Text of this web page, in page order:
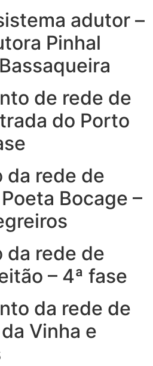
adutor –
Pinhal
de rede de
do Porto
da rede de
Bocage –
da rede de
– 4ª fase
da rede de
Vinha e